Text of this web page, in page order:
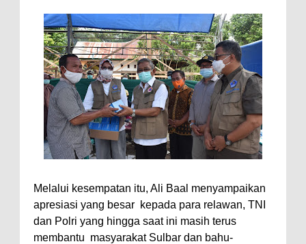
Melalui kesempatan itu, Ali Baal menyampaikan
apresiasi yang besar kepada para relawan, TNI
dan Polri yang hingga saat ini masih terus
membantu masyarakat Sulbar dan bahu-